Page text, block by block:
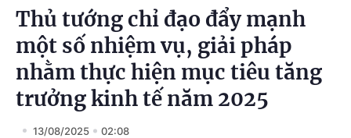
Thủ tướng chỉ đạo đẩy mạnh
một số nhiệm vụ, giải pháp
nhằm thực hiện mục tiêu tăng
trưởng kinh tế năm 2025
13/08/2025 02:08